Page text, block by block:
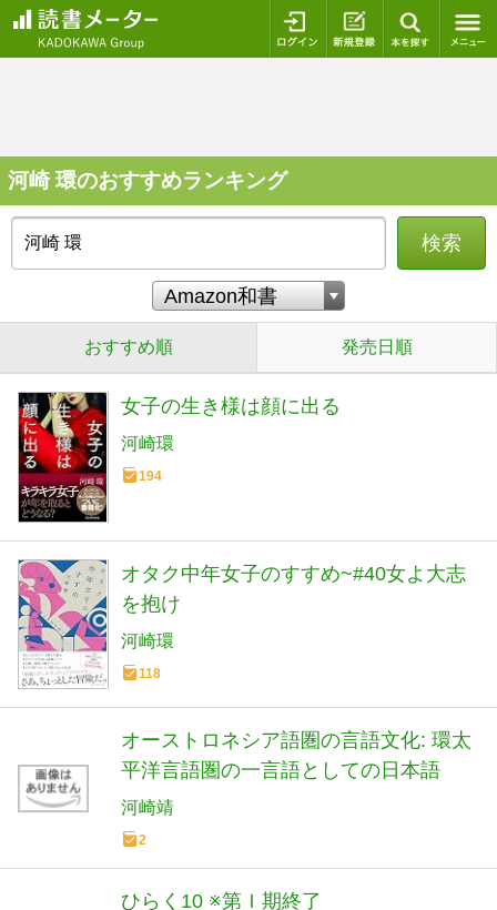
ログイン 新規登録
河崎 環のおすすめランキング
検索
おすすめ順 発売日順
女子の生き様は顔に出る
河崎環
194
オタク中年女子のすすめ~#40女よ大志
を抱け
河崎環
118
オーストロネシア語圏の言語文化: 環太
平洋言語圏の一言語としての日本語
河崎靖
2
ひらく10 ※第Ｉ期終了